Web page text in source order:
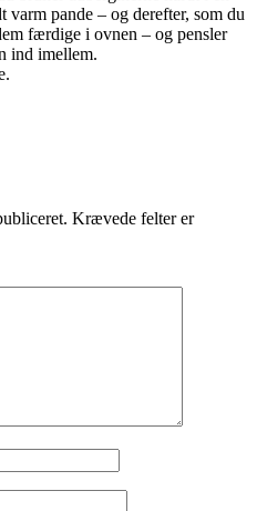
varm pande – og derefter, som du
færdige i ovnen – og pensler
ind imellem.
Krævede felter er